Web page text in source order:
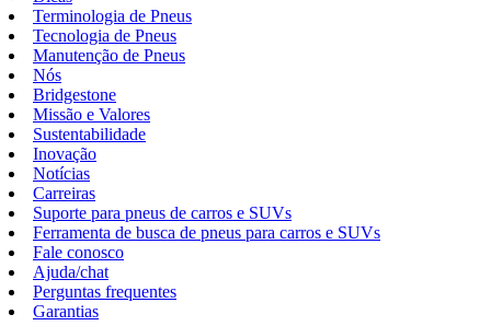
Terminologia de Pneus
Tecnologia de Pneus
Manutenção de Pneus
Nós
Bridgestone
Missão e Valores
Sustentabilidade
Inovação
Notícias
Carreiras
Suporte para pneus de carros e SUVs
Ferramenta de busca de pneus para carros e SUVs
Fale conosco
Ajuda/chat
Perguntas frequentes
Garantias